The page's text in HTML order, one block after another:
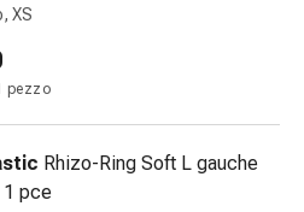
XS
pezzo
Rhizo-Ring Soft L gauche
pce